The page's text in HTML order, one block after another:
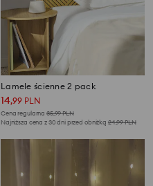
Lamele ścienne 2 pack
14,99 PLN
Cena regularna 35,99PLN
Najniższa cena z 30 dni przed obniżką 24,99PLN